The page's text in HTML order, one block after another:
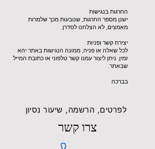
החרגות בנגישות
ישנן מספר החרגות, שנובעות מכך שלמרות
מאמצים, לא הצלחנו לסדרן.
יצירת קשר ופניות
לכל שאלה או פניה, ממונה הנגישות באתר יהא
זמין. ניתן ליצור עמנו קשר טלפוני או כתובת המייל
שבאתר.
בברכה
לפרטים, הרשמה, שיעור נסיון
צרו קשר